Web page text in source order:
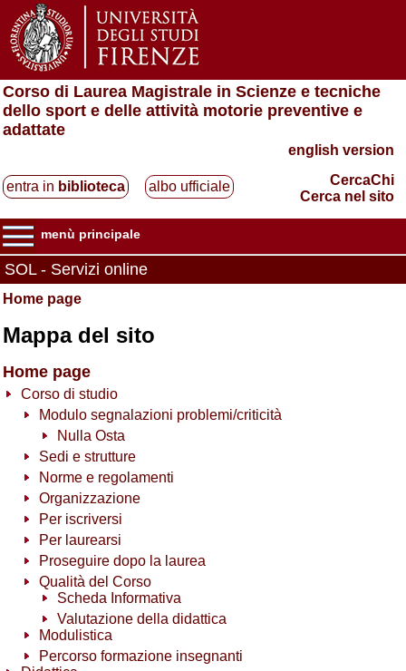
Corso di Laurea Magistrale in Scienze e tecniche
dello sport e delle attività motorie preventive e
adattate
english version
entra in biblioteca albo ufficiale
CercaChi
Cerca nel sito
menù principale
SOL - Servizi online
Home page
Mappa del sito
Home page
Corso di studio
Modulo segnalazioni problemi/criticità
Nulla Osta
Sedi e strutture
Norme e regolamenti
Organizzazione
Per iscriversi
Per laurearsi
Proseguire dopo la laurea
Qualità del Corso
Scheda Informativa
Valutazione della didattica
Modulistica
Percorso formazione insegnanti